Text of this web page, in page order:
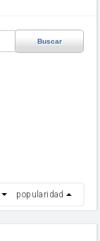
Buscar
popularidad